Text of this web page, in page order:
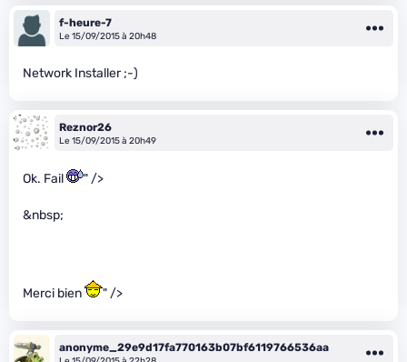
f-heure-7
Le 15/09/2015 à 20h48
Network Installer ;-)
Reznor26
Le 15/09/2015 à 20h49
Ok. Fail " />
&nbsp;
Merci bien " />
anonyme_29e9d17fa770163b07bf6119766536aa